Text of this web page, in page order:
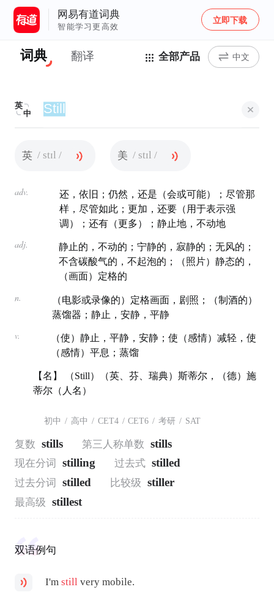
网易有道词典
智能学习更高效
立即下载
词典 翻译 全部产品 中文
英
中
英 / stɪl / 美 / stɪl /
adv.
还，依旧；仍然，还是（会或可能）；尽管那
样，尽管如此；更加，还要（用于表示强
调）；还有（更多）；静止地，不动地
adj.
静止的，不动的；宁静的，寂静的；无风的；
不含碳酸气的，不起泡的；（照片）静态的，
（画面）定格的
n.
（电影或录像的）定格画面，剧照；（制酒的）
蒸馏器；静止，安静，平静
v.
（使）静止，平静，安静；使（感情）减轻，使
（感情）平息；蒸馏
【名】 （Still）（英、芬、瑞典）斯蒂尔，（德）施
蒂尔（人名）
初中 / 高中 / CET4 / CET6 / 考研 / SAT
复数 stills 第三人称单数 stills
现在分词 stilling 过去式 stilled
过去分词 stilled 比较级 stiller
最高级 stillest
双语例句
I'mstill very mobile.